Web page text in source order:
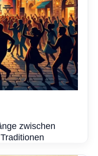
zwischen